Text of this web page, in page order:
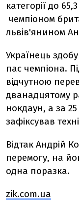
категорії до
чемпіоном
львів'янином
Українець
пас чемпіона.
відчутною
дванадцятому
нокдаун, а за 25
зафіксував
Відтак Андрій
перемогу, на
одна поразка.
zik.com.ua